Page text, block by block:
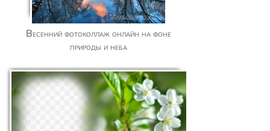
Весенний фотоколлаж онлайн на фоне
природы и неба